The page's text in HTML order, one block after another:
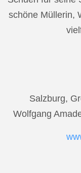
schöne Müllerin,
Salzburg,
Wolfgang